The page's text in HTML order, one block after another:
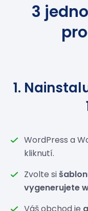
3
1.
WordPress a
kliknutí.
Zvolte si
vygenerujete
Váš obchod je